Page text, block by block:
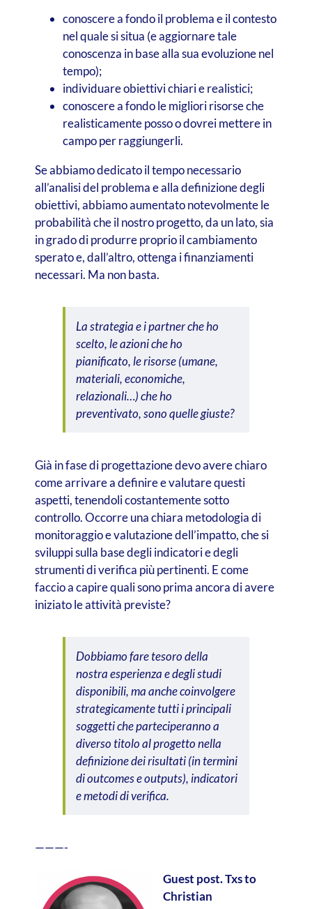
conoscere a fondo il problema e il contesto
nel quale si situa (e aggiornare tale
conoscenza in base alla sua evoluzione nel
tempo);
individuare obiettivi chiari e realistici;
conoscere a fondo le migliori risorse che
realisticamente posso o dovrei mettere in
campo per raggiungerli.
Se abbiamo dedicato il tempo necessario
all’analisi del problema e alla definizione degli
obiettivi, abbiamo aumentato notevolmente le
probabilità che il nostro progetto, da un lato, sia
in grado di produrre proprio il cambiamento
sperato e, dall’altro, ottenga i finanziamenti
necessari. Ma non basta.
La strategia e i partner che ho
scelto, le azioni che ho
pianificato, le risorse (umane,
materiali, economiche,
relazionali…) che ho
preventivato, sono quelle giuste?
Già in fase di progettazione devo avere chiaro
come arrivare a definire e valutare questi
aspetti, tenendoli costantemente sotto
controllo. Occorre una chiara metodologia di
monitoraggio e valutazione dell’impatto, che si
sviluppi sulla base degli indicatori e degli
strumenti di verifica più pertinenti. E come
faccio a capire quali sono prima ancora di avere
iniziato le attività previste?
Dobbiamo fare tesoro della
nostra esperienza e degli studi
disponibili, ma anche coinvolgere
strategicamente tutti i principali
soggetti che parteciperanno a
diverso titolo al progetto nella
definizione dei risultati (in termini
di outcomes e outputs), indicatori
e metodi di verifica.
———-
Guest post. Txs to
Christian